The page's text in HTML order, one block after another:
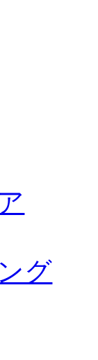
グ